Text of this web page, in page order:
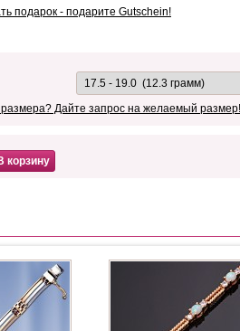
подарок - подарите Gutschein!
Дайте запрос на желаемый размер!
корзину